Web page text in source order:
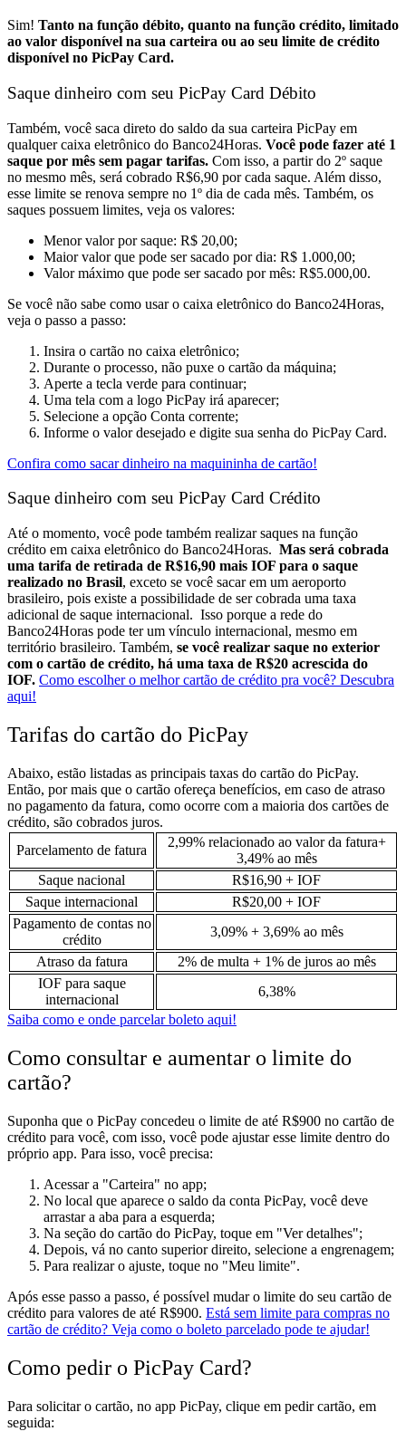
Sim! Tanto na função débito, quanto na função crédito, limitado
ao valor disponível na sua carteira ou ao seu limite de crédito
disponível no PicPay Card.
Saque dinheiro com seu PicPay Card Débito
Também, você saca direto do saldo da sua carteira PicPay em
qualquer caixa eletrônico do Banco24Horas. Você pode fazer até 1
saque por mês sem pagar tarifas. Com isso, a partir do 2º saque
no mesmo mês, será cobrado R$6,90 por cada saque. Além disso,
esse limite se renova sempre no 1º dia de cada mês. Também, os
saques possuem limites, veja os valores:
Menor valor por saque: R$ 20,00;
Maior valor que pode ser sacado por dia: R$ 1.000,00;
Valor máximo que pode ser sacado por mês: R$5.000,00.
Se você não sabe como usar o caixa eletrônico do Banco24Horas,
veja o passo a passo:
Insira o cartão no caixa eletrônico;
Durante o processo, não puxe o cartão da máquina;
Aperte a tecla verde para continuar;
Uma tela com a logo PicPay irá aparecer;
Selecione a opção Conta corrente;
Informe o valor desejado e digite sua senha do PicPay Card.
Confira como sacar dinheiro na maquininha de cartão!
Saque dinheiro com seu PicPay Card Crédito
Até o momento, você pode também realizar saques na função
crédito em caixa eletrônico do Banco24Horas. Mas será cobrada
uma tarifa de retirada de R$16,90 mais IOF para o saque
realizado no Brasil, exceto se você sacar em um aeroporto
brasileiro, pois existe a possibilidade de ser cobrada uma taxa
adicional de saque internacional. Isso porque a rede do
Banco24Horas pode ter um vínculo internacional, mesmo em
território brasileiro. Também, se você realizar saque no exterior
com o cartão de crédito, há uma taxa de R$20 acrescida do
IOF. Como escolher o melhor cartão de crédito pra você? Descubra
aqui!
Tarifas do cartão do PicPay
Abaixo, estão listadas as principais taxas do cartão do PicPay.
Então, por mais que o cartão ofereça benefícios, em caso de atraso
no pagamento da fatura, como ocorre com a maioria dos cartões de
crédito, são cobrados juros.
Parcelamento de fatura
2,99% relacionado ao valor da fatura+
3,49% ao mês
Saque nacional
R$16,90 + IOF
Saque internacional
R$20,00 + IOF
Pagamento de contas no
crédito
3,09% + 3,69% ao mês
Atraso da fatura
2% de multa + 1% de juros ao mês
IOF para saque
internacional
6,38%
Saiba como e onde parcelar boleto aqui!
Como consultar e aumentar o limite do
cartão?
Suponha que o PicPay concedeu o limite de até R$900 no cartão de
crédito para você, com isso, você pode ajustar esse limite dentro do
próprio app. Para isso, você precisa:
Acessar a "Carteira" no app;
No local que aparece o saldo da conta PicPay, você deve
arrastar a aba para a esquerda;
Na seção do cartão do PicPay, toque em "Ver detalhes";
Depois, vá no canto superior direito, selecione a engrenagem;
Para realizar o ajuste, toque no "Meu limite".
Após esse passo a passo, é possível mudar o limite do seu cartão de
crédito para valores de até R$900. Está sem limite para compras no
cartão de crédito? Veja como o boleto parcelado pode te ajudar!
Como pedir o PicPay Card?
Para solicitar o cartão, no app PicPay, clique em pedir cartão, em
seguida: